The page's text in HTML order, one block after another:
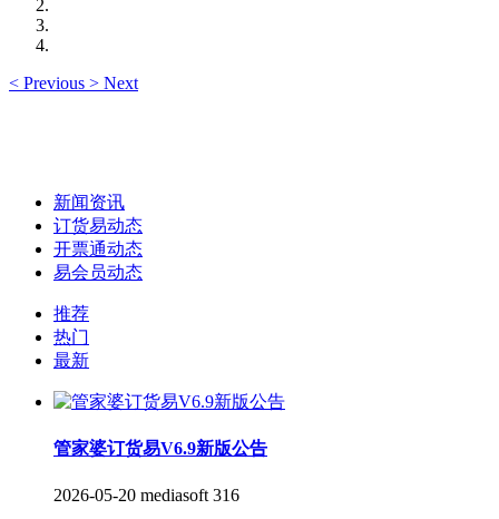
< Previous > Next
新闻资讯
订货易动态
开票通动态
易会员动态
推荐
热门
最新
管家婆订货易V6.9新版公告
2026-05-20 mediasoft 316